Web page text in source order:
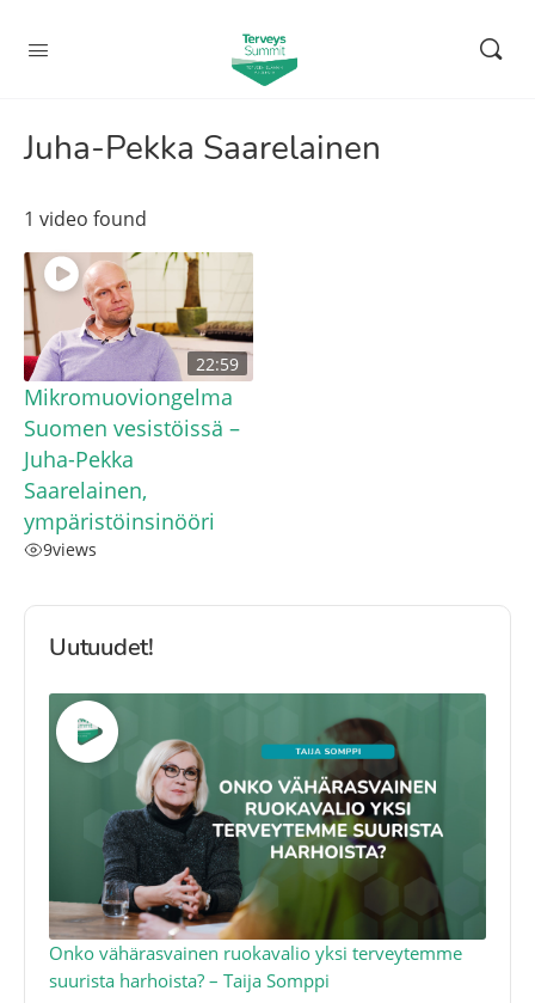
Juha-Pekka Saarelainen
1 video found
22:59
Mikromuoviongelma
Suomen vesistöissä –
Juha-Pekka
Saarelainen,
ympäristöinsinööri
9views
Uutuudet!
Onko vähärasvainen ruokavalio yksi terveytemme
suurista harhoista? – Taija Somppi